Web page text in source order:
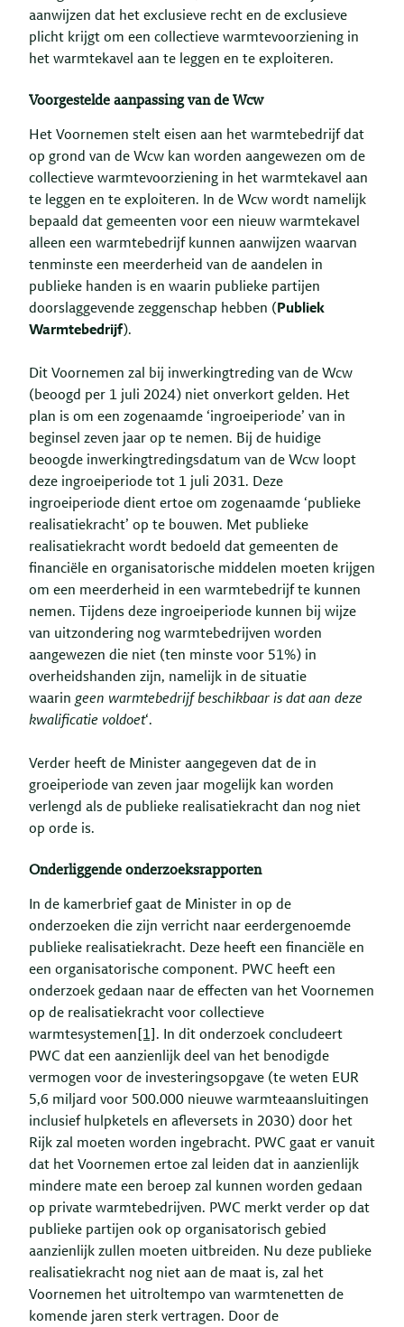
aanwijzen dat het exclusieve recht en de exclusieve
plicht krijgt om een collectieve warmtevoorziening in
het warmtekavel aan te leggen en te exploiteren.
Voorgestelde aanpassing van de Wcw
Het Voornemen stelt eisen aan het warmtebedrijf dat
op grond van de Wcw kan worden aangewezen om de
collectieve warmtevoorziening in het warmtekavel aan
te leggen en te exploiteren. In de Wcw wordt namelijk
bepaald dat gemeenten voor een nieuw warmtekavel
alleen een warmtebedrijf kunnen aanwijzen waarvan
tenminste een meerderheid van de aandelen in
publieke handen is en waarin publieke partijen
doorslaggevende zeggenschap hebben (Publiek
Warmtebedrijf).
Dit Voornemen zal bij inwerkingtreding van de Wcw
(beoogd per 1 juli 2024) niet onverkort gelden. Het
plan is om een zogenaamde ‘ingroeiperiode’ van in
beginsel zeven jaar op te nemen. Bij de huidige
beoogde inwerkingtredingsdatum van de Wcw loopt
deze ingroeiperiode tot 1 juli 2031. Deze
ingroeiperiode dient ertoe om zogenaamde ‘publieke
realisatiekracht’ op te bouwen. Met publieke
realisatiekracht wordt bedoeld dat gemeenten de
financiële en organisatorische middelen moeten krijgen
om een meerderheid in een warmtebedrijf te kunnen
nemen. Tijdens deze ingroeiperiode kunnen bij wijze
van uitzondering nog warmtebedrijven worden
aangewezen die niet (ten minste voor 51%) in
overheidshanden zijn, namelijk in de situatie
waarin geen warmtebedrijf beschikbaar is dat aan deze
kwalificatie voldoet‘.
Verder heeft de Minister aangegeven dat de in
groeiperiode van zeven jaar mogelijk kan worden
verlengd als de publieke realisatiekracht dan nog niet
op orde is.
Onderliggende onderzoeksrapporten
In de kamerbrief gaat de Minister in op de
onderzoeken die zijn verricht naar eerdergenoemde
publieke realisatiekracht. Deze heeft een financiële en
een organisatorische component. PWC heeft een
onderzoek gedaan naar de effecten van het Voornemen
op de realisatiekracht voor collectieve
warmtesystemen [1] . In dit onderzoek concludeert
PWC dat een aanzienlijk deel van het benodigde
vermogen voor de investeringsopgave (te weten EUR
5,6 miljard voor 500.000 nieuwe warmteaansluitingen
inclusief hulpketels en afleversets in 2030) door het
Rijk zal moeten worden ingebracht. PWC gaat er vanuit
dat het Voornemen ertoe zal leiden dat in aanzienlijk
mindere mate een beroep zal kunnen worden gedaan
op private warmtebedrijven. PWC merkt verder op dat
publieke partijen ook op organisatorisch gebied
aanzienlijk zullen moeten uitbreiden. Nu deze publieke
realisatiekracht nog niet aan de maat is, zal het
Voornemen het uitroltempo van warmtenetten de
komende jaren sterk vertragen. Door de